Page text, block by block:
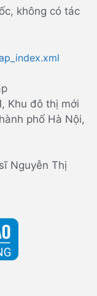
không có tác
Khu đô thị mới
phố Hà Nội,
Nguyễn Thị